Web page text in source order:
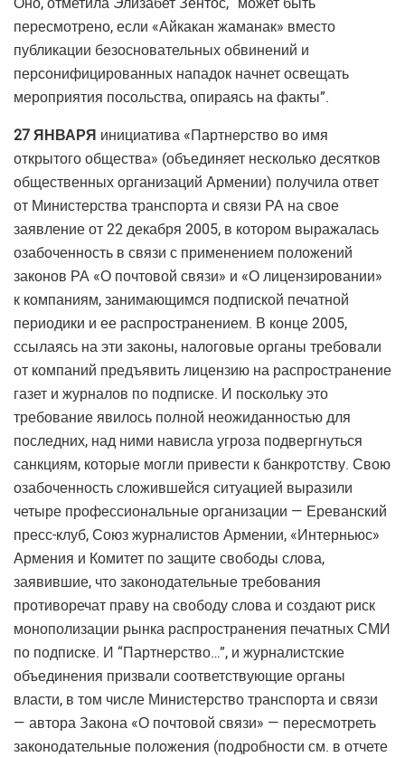
Оно, отметила Элизабет Зентос, “может быть
пересмотрено, если «Айкакан жаманак» вместо
публикации безосновательных обвинений и
персонифицированных нападок начнет освещать
мероприятия посольства, опираясь на факты”.
27 ЯНВАРЯ инициатива «Партнерство во имя
открытого общества» (объединяет несколько десятков
общественных организаций Армении) получила ответ
от Министерства транспорта и связи РА на свое
заявление от 22 декабря 2005, в котором выражалась
озабоченность в связи с применением положений
законов РА «О почтовой связи» и «О лицензировании»
к компаниям, занимающимся подпиской печатной
периодики и ее распространением. В конце 2005,
ссылаясь на эти законы, налоговые органы требовали
от компаний предъявить лицензию на распространение
газет и журналов по подписке. И поскольку это
требование явилось полной неожиданностью для
последних, над ними нависла угроза подвергнуться
санкциям, которые могли привести к банкротству. Свою
озабоченность сложившейся ситуацией выразили
четыре профессиональные организации — Ереванский
пресс-клуб, Союз журналистов Армении, «Интерньюс»
Армения и Комитет по защите свободы слова,
заявившие, что законодательные требования
противоречат праву на свободу слова и создают риск
монополизации рынка распространения печатных СМИ
по подписке. И “Партнерство…”, и журналистские
объединения призвали соответствующие органы
власти, в том числе Министерство транспорта и связи
— автора Закона «О почтовой связи» — пересмотреть
законодательные положения (подробности см. в отчете